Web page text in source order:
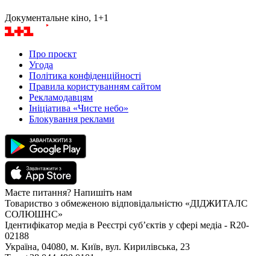
Документальне кіно, 1+1
Про проєкт
Угода
Політика конфіденційності
Правила користуванням сайтом
Рекламодавцям
Ініціатива «Чисте небо»
Блокування реклами
Маєте питання? Напишіть нам
Товариство з обмеженою відповідальністю «ДІДЖИТАЛС
СОЛЮШНС»
Ідентифікатор медіа в Реєстрі суб’єктів у сфері медіа - R20-
02188
Україна, 04080, м. Київ, вул. Кирилівська, 23